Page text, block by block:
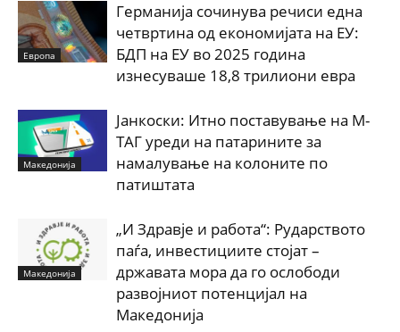
Европа
Германија сочинува речиси една
четвртина од економијата на ЕУ:
БДП на ЕУ во 2025 година
изнесуваше 18,8 трилиони евра
Македонија
Јанкоски: Итно поставување на М-
ТАГ уреди на патарините за
намалување на колоните по
патиштата
Македонија
„И Здравје и работа“: Рударството
паѓа, инвестициите стојат –
државата мора да го ослободи
развојниот потенцијал на
Македонија